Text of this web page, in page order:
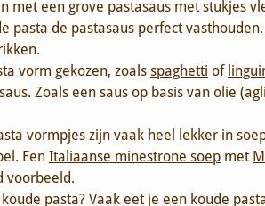
met een grove pastasaus met stukjes
pasta de pastasaus perfect
vorm gekozen, zoalsspaghetti of
Zoals een saus op basis van olie
vormpjes zijn vaak heel lekker in
EenItaliaanse minestrone soep met
voorbeeld.
pasta? Vaak eet je een koude